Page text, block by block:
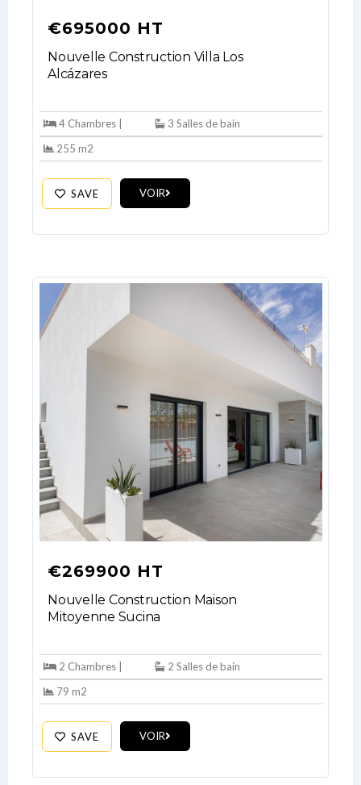
€695000 HT
Nouvelle Construction Villa Los
Alcázares
4 Chambres |
3 Salles de bain
255 m2
SAVE VOIR
€269900 HT
Nouvelle Construction Maison
Mitoyenne Sucina
2 Chambres |
2 Salles de bain
79 m2
SAVE VOIR
Username
Password
No apps configured. Please contact
your administrator.